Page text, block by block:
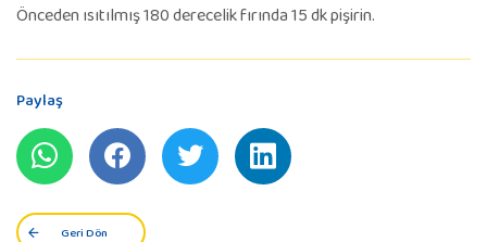
Geri Dön
Önceden ısıtılmış 180 derecelik fırında 15 dk pişirin.
Paylaş